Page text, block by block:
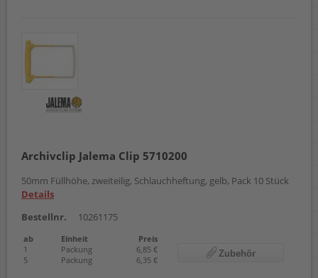
Archivclip Jalema Clip 5710200
50mm Füllhöhe, zweiteilig, Schlauchheftung, gelb, Pack 10 Stück
Details
Bestellnr.
10261175
ab Einheit
Preis
1
Packung
6,85 €
5
Packung 6,35 €
Zubehör